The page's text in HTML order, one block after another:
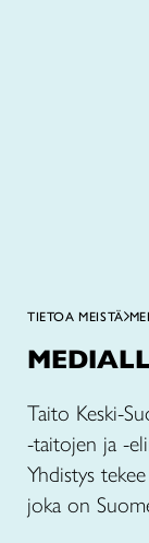
TIETOA MEISTÄ
Taito Keski-
-taitojen ja -
Yhdistys
joka on